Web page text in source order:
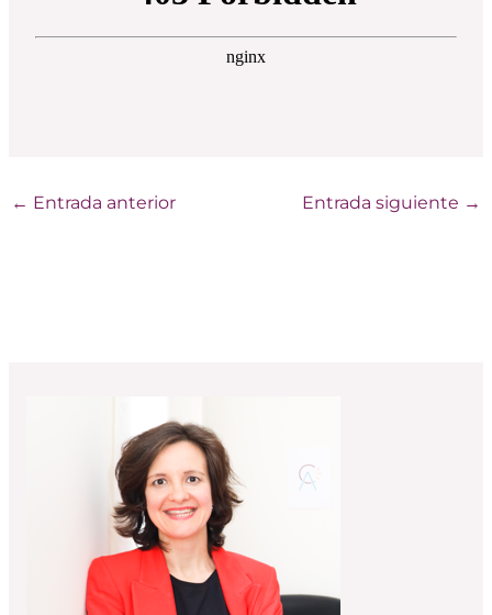
← Entrada anterior Entrada siguiente →